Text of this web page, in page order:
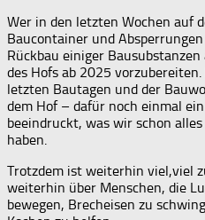
Wer in den letzten Wochen auf
Baucontainer und
Rückbau einiger
des Hofs ab 2025
letzten Bautagen und der
dem Hof – dafür noch einmal
beeindruckt, was wir schon
haben.
Trotzdem ist weiterhin viel,viel
weiterhin über Menschen, die
bewegen, Brecheisen zu